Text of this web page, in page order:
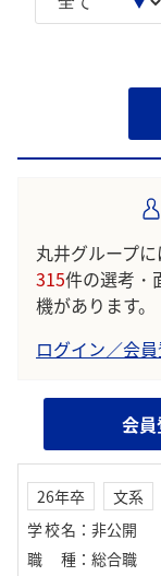
丸井グループに
315件の選考・
機があります。
ログイン／会
会
26年卒 文系
学校名 ： 非公開
職種 ： 総合職